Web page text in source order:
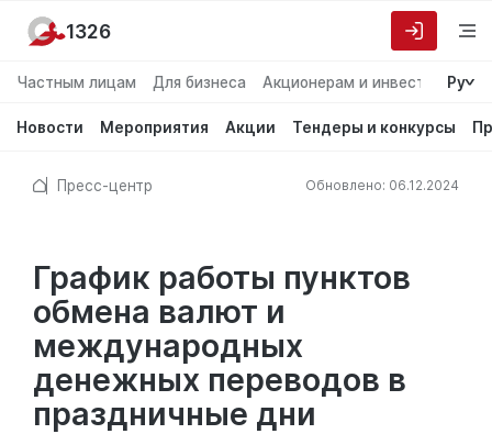
Частным лицам Для бизнеса Акционерам и инвесторам
Ру
Новости Мероприятия Акции Тендеры и конкурсы
1326
Пресс-центр Обновлено: 06.12.2024
График работы пунктов
обмена валют и
международных
денежных переводов в
праздничные дни